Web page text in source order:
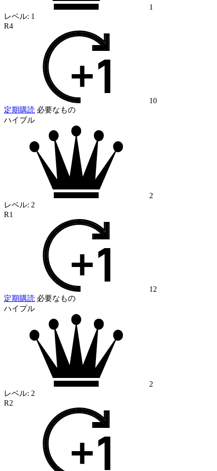
1
レベル: 1
R4
10
定期購読 必要なもの
ハイプル
2
レベル: 2
R1
12
定期購読 必要なもの
ハイプル
2
レベル: 2
R2